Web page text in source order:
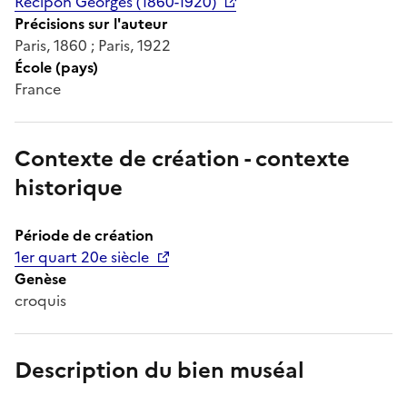
Précisions sur l'auteur
Paris, 1860 ; Paris, 1922
École (pays)
France
Contexte de création - contexte
historique
Période de création
1er quart 20e siècle
Genèse
croquis
Description du bien muséal